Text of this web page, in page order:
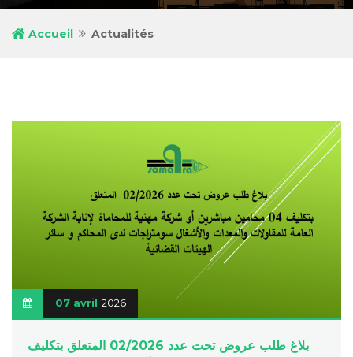
Accueil Actualités
بلاغ طلب عروض تحت عدد 02/2026 المتعلق بتكليف
07 avril 2026